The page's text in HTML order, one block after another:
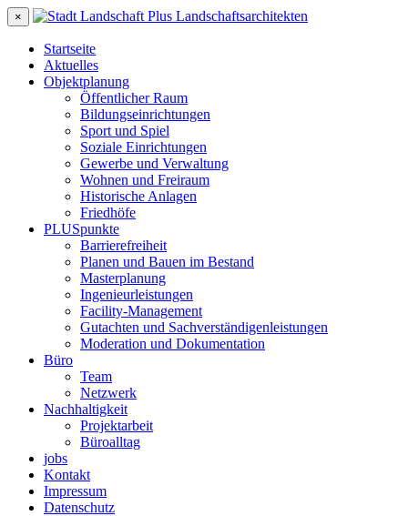
×
Startseite
Aktuelles
Objektplanung
Öffentlicher Raum
Bildungseinrichtungen
Sport und Spiel
Soziale Einrichtungen
Gewerbe und Verwaltung
Wohnen und Freiraum
Historische Anlagen
Friedhöfe
PLUSpunkte
Barrierefreiheit
Planen und Bauen im Bestand
Masterplanung
Ingenieurleistungen
Facility-Management
Gutachten und Sachverständigenleistungen
Moderation und Dokumentation
Büro
Team
Netzwerk
Nachhaltigkeit
Projektarbeit
Büroalltag
jobs
Kontakt
Impressum
Datenschutz